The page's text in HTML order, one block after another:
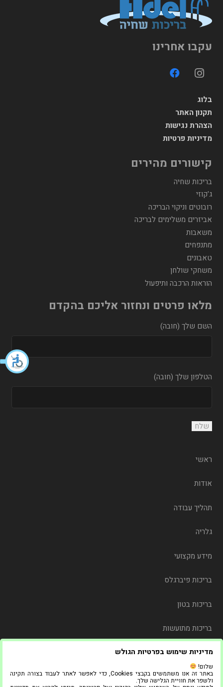
מדיניות שימוש בפרטיות הגולש
שלום!
באתר זה אנו משתמשים בקבצי Cookies, כדי לאפשר לאתר לעבוד בצורה תקינה
ולשפר את חוויית הגלישה שלך.
עקבו אחרינו
בלוג
תקנון האתר
הצהרת נגישות
מדיניות פרטיות
קישורים מהירים
בריכות שחיה
ג'קוזי
רובוטים וניקוי הבריכה
אביזרים משלימים לבריכה
משאבות
מתנפחים
טאבונים
משחקי שולחן
הוראות הרכבה ותיפעול
מלאו פרטים ונחזור אליכם בהקדם
השם שלך (חובה)
הטלפון שלך (חובה)
ראשי
אודות
תהליך עבודה
גלריה
מידע מקצועי
בריכות פיברגלס
בריכות בטון
בריכות מתועשות
משלוח
צור קשר